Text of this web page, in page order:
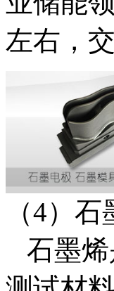
左右，
（4）
石墨烯